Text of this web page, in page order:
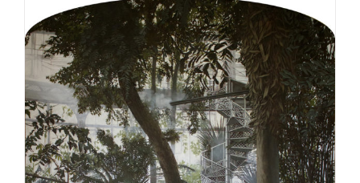
través de maestros de diferentes épocas. Diseñado como
un viaje a través de los siglos, siguiendo el hilo cronológico
de [...]